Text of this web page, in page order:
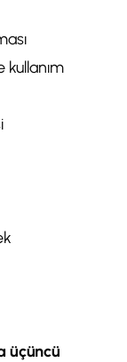
kullanım
üçüncü